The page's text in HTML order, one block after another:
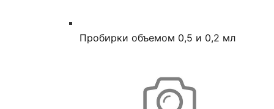
Пробирки объемом 0,5 и 0,2 мл